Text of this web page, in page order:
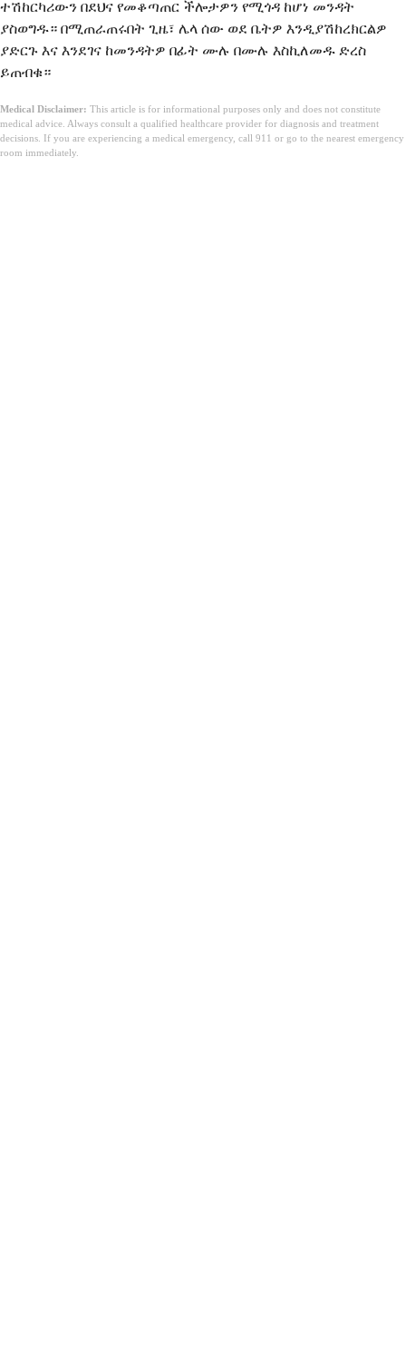
ተሽከርካሪውን በደህና የመቆጣጠር ችሎታዎን የሚጎዳ ከሆነ መንዳት
ያስወግዱ። በሚጠራጠሩበት ጊዜ፣ ሌላ ሰው ወደ ቤትዎ እንዲያሽከረክርልዎ
ያድርጉ እና እንደገና ከመንዳትዎ በፊት ሙሉ በሙሉ እስኪለመዱ ድረስ
ይጠብቁ።
Medical Disclaimer: This article is for informational purposes only and does not constitute
medical advice. Always consult a qualified healthcare provider for diagnosis and treatment
decisions. If you are experiencing a medical emergency, call 911 or go to the nearest emergency
room immediately.